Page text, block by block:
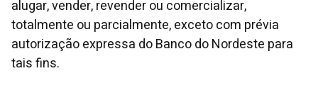
alugar, vender, revender ou comercializar,
totalmente ou parcialmente, exceto com prévia
autorização expressa do Banco do Nordeste para
tais fins.